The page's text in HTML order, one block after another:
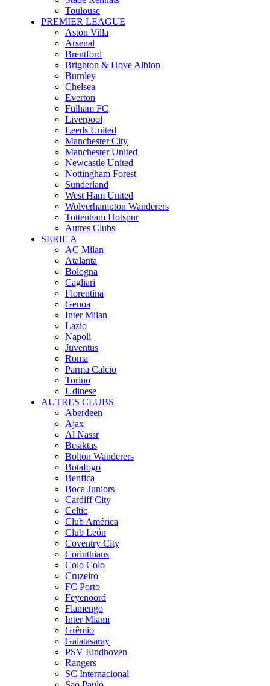
Toulouse
PREMIER LEAGUE
Aston Villa
Arsenal
Brentford
Brighton & Hove Albion
Burnley
Chelsea
Everton
Fulham FC
Liverpool
Leeds United
Manchester City
Manchester United
Newcastle United
Nottingham Forest
Sunderland
West Ham United
Wolverhampton Wanderers
Tottenham Hotspur
Autres Clubs
SERIE A
AC Milan
Atalanta
Bologna
Cagliari
Fiorentina
Genoa
Inter Milan
Lazio
Napoli
Juventus
Roma
Parma Calcio
Torino
Udinese
AUTRES CLUBS
Aberdeen
Ajax
Al Nassr
Besiktas
Bolton Wanderers
Botafogo
Benfica
Boca Juniors
Cardiff City
Celtic
Club América
Club León
Coventry City
Corinthians
Colo Colo
Cruzeiro
FC Porto
Feyenoord
Flamengo
Inter Miami
Grêmio
Galatasaray
PSV Eindhoven
Rangers
SC Internacional